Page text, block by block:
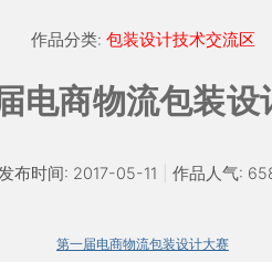
作品分类: 包装设计技术交流区
电商物流包装设
布时间: 2017-05-11 作品人气:
第一届电商物流包装设计大赛